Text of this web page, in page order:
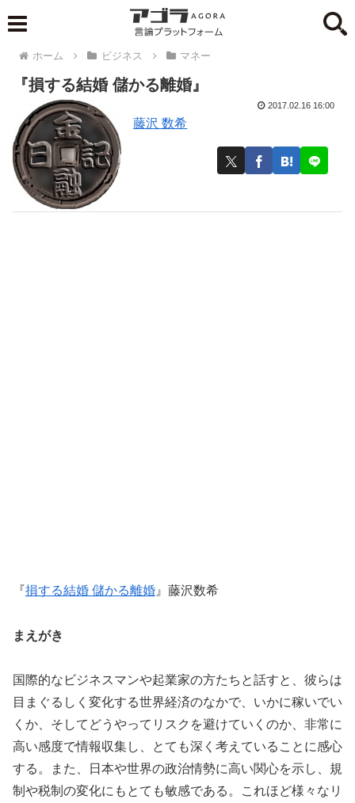
ホーム ビジネス マネー
『損する結婚 儲かる離婚』
藤沢 数希
2017.02.16 16:00
『損する結婚 儲かる離婚 』藤沢数希
まえがき
国際的なビジネスマンや起業家の方たちと話すと、彼らは
目まぐるしく変化する世界経済のなかで、いかに稼いでい
くか、そしてどうやってリスクを避けていくのか、非常に
高い感度で情報収集し、とても深く考えていることに感心
する。また、日本や世界の政治情勢に高い関心を示し、規
制や税制の変化にもとても敏感である。これほど様々なリ